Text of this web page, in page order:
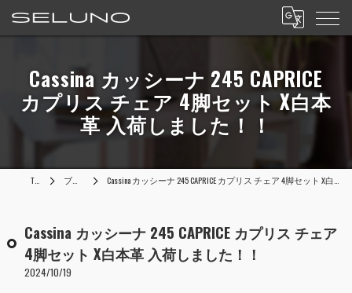
Cassina カッシーナ 245 CAPRICE
カプリス チェア 4脚セット X白本
革 入荷しました！！
TOP ブログ Cassina カッシーナ 245 CAPRICE カプリス チェア 4脚セット X白本革 入荷しました！！
Cassina カッシーナ 245 CAPRICE カプリス チェア
4脚セット X白本革 入荷しました！！
2024/10/19